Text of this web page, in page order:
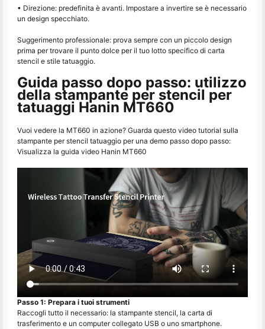
• Direzione: predefinita è avanti. Impostare a invertire se è necessario
un design specchiato.
Suggerimento professionale: prova sempre con un piccolo design
prima per trovare il punto dolce per il tuo lotto specifico di carta
stencil e stile tatuaggio.
Guida passo dopo passo: utilizzo
della stampante per stencil per
tatuaggi Hanin MT660
Vuoi vedere la MT660 in azione? Guarda questo video tutorial sulla
stampante per stencil tatuaggio per una demo passo dopo passo:
Visualizza la guida video Hanin MT660
Passo 1: Prepara i tuoi strumenti
Raccogli tutto il necessario: la stampante stencil, la carta di
trasferimento e un computer collegato USB o uno smartphone.